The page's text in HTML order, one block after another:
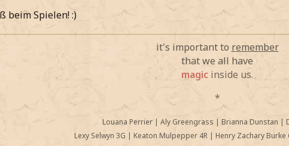
beim Spielen! :)
it's important to remember
that we all have
magic inside us.
*
Louana Perrier| Aly Greengrass | Brianna Dunstan |
Lexy Selwyn 3G | Keaton Mulpepper 4R | Henry Zachary Burke